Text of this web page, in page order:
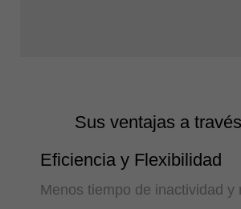
Sus ventajas a
Eficiencia y Flexibilidad
Menos tiempo de inactividad y